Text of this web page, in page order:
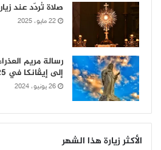
صلاة تُردّد عند
22 مايو، 2025
رسالة مريم
إلى إيڤانكا في 25 حزيران 2024
26 يونيو، 2024
الأكثر زيارة هذا الشهر